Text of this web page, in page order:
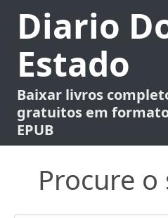
Diario
Estado
Baixar livros
gratuitos em formato
EPUB
Procure